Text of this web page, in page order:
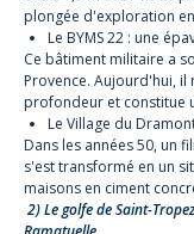
plongée d'exploration
Le BYMS 22 : une
Ce bâtiment militaire a
Provence. Aujourd'hui,
profondeur et constitue
Le Village du
Dans les années 50, un
s'est transformé en un
maisons en ciment
2) Le golfe de Saint-